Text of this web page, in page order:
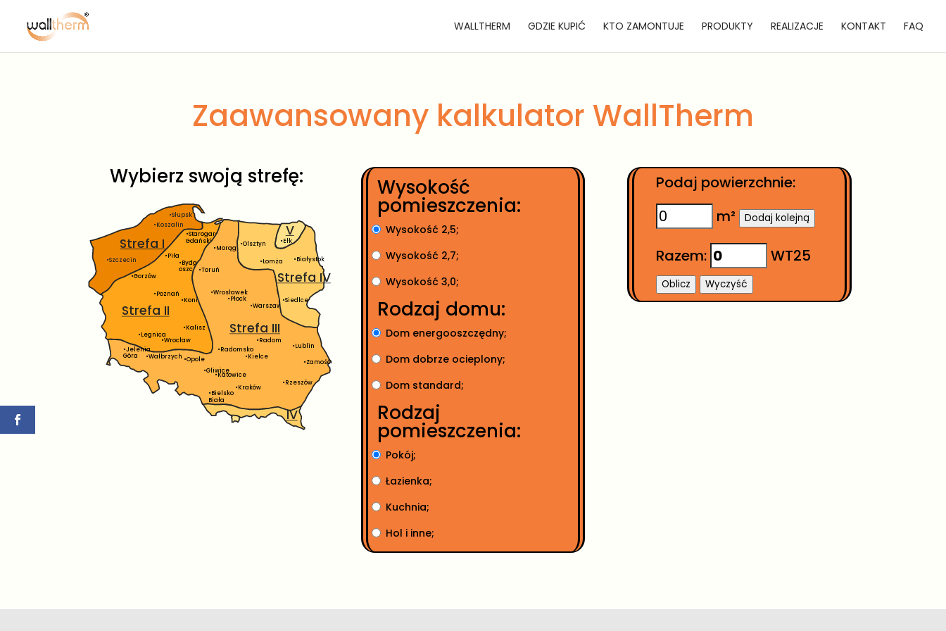
WALLTHERM GDZIE KUPIĆ KTO ZAMONTUJE PRODUKTY REALIZACJE KONTAKT FAQ
Zaawansowany kalkulator WallTherm
Wybierz swoją strefę:
Strefa I
•Szczecin
•Koszalin
•Słupsk
•Starogard
Gdański
•Piła
•Bydg-
oszcz
•Gorzów
•Poznań
•Konin
•Kalisz
•Wrocław
•Legnica
Strefa II
Strefa III
•Toruń
•Wrosławek
•Płock
•Warszawa
•Radom
•Lublin
•Zamość
•Radomsko
•Kielce
•Kraków
•Katowice
•Gliwice
•Bielsko
Biała
•Opole
•Wałbrzych
•Jelenia
Góra
•Rzeszów
•Morąg
Strefa IV
•Olsztyn
•Łomża •Białystok
•Siedlce
IV
•Ełk
V
Wysokość
pomieszczenia:
Wysokość 2,5;
Wysokość 2,7;
Wysokość 3,0;
Rodzaj domu:
Dom energooszczędny;
Dom dobrze ocieplony;
Dom standard;
Rodzaj
pomieszczenia:
Pokój;
Łazienka;
Kuchnia;
Hol i inne;
Podaj powierzchnie:
m²
Dodaj kolejną
Razem: WT25
Oblicz Wyczyść